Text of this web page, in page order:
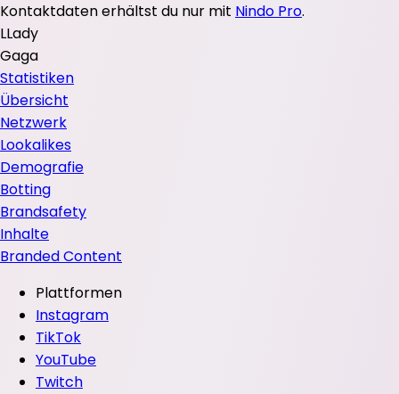
Kontaktdaten erhältst du nur mit Nindo Pro.
LLady
Gaga
Statistiken
Übersicht
Netzwerk
Lookalikes
Demografie
Botting
Brandsafety
Inhalte
Branded Content
Plattformen
Instagram
TikTok
YouTube
Twitch